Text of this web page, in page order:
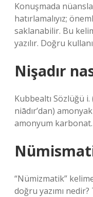
Konuşmada
hatırlamalıyız;
saklanabilir. Bu
yazılır. Doğru
Nişadır
Kubbealtı Sözlüğü
niādır’dan)
amonyum karbonat.
“Nümizmatik”
doğru yazımı